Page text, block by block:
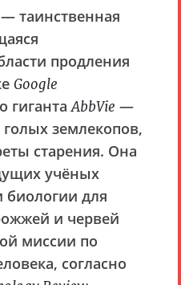
таинственная
продления
Google
гиганта AbbVie —
землекопов,
старения. Она
учёных
биологии для
и червей
миссии по
согласно